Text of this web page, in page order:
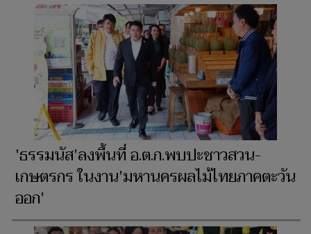
'ธรรมนัส'ลงพื้นที่ อ.ต.ก.พบปะชาวสวน-
เกษตรกร ในงาน'มหานครผลไม้ไทยภาคตะวัน
ออก'